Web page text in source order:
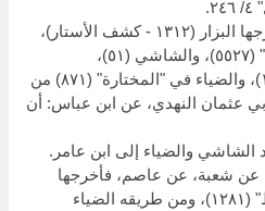
وأما رواية عاصم الأحول، فأخرجها البزار (١٣١٢ - كشف الأستار)،
والطحاوي في "شرح المشكل" (٥٥٢٧)، والشاشي (٥١)،
والطبراني في "الكبير" (١٢٧٧٤)، والضياء في "المختارة" (٨٧١) من
عثمان النهدي، عن ابن عباس: أن
والضياء إلى ابن عامر.
عن شعبة، عن عاصم، فأخرجها
الطبراني في "المعجم الأوسط" (١٢٨١)، ومن طريقه الضياء